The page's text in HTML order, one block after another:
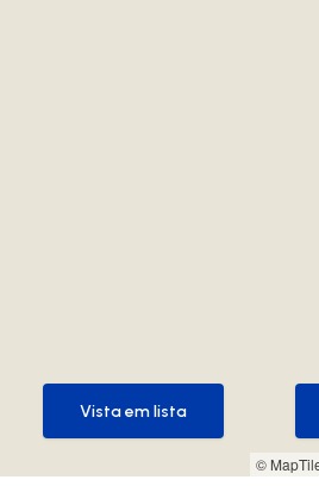
©
Vista em lista
Vista em lista